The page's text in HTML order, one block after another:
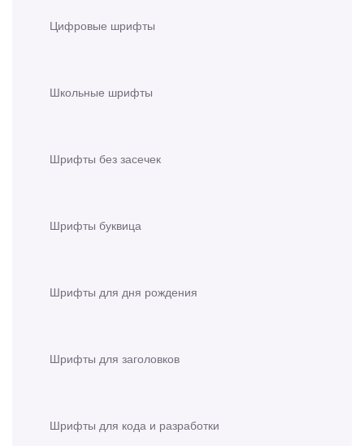
Цифровые шрифты
Школьные шрифты
Шрифты без засечек
Шрифты буквица
Шрифты для дня рождения
Шрифты для заголовков
Шрифты для кода и разработки